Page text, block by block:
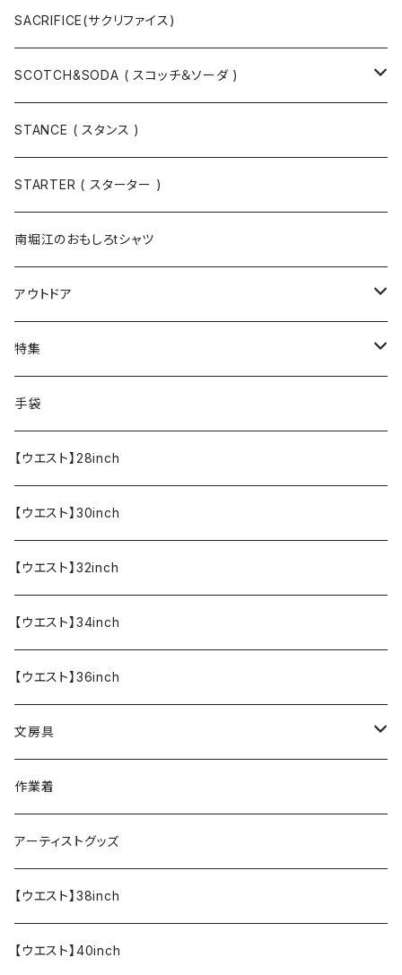
ベルト / サスペンダー
ニット
スウェット
Tシャツ / カットソー
半袖
長袖
手袋
ソックス
Tシャツ・カットソー
SACRIFICE(サクリファイス)
SCOTCH&SODA ( スコッチ＆ソーダ )
トップス
ボトムス
アウター
STANCE ( スタンス )
STARTER ( スターター )
南堀江のおもしろtシャツ
アウトドア
寝具・寝袋・ブランケット
食器・調理器具
エプロン
特集
メール便送料無料★オリジナルT
半袖Tシャツ
OUTLET!!!!!
手袋
【ウエスト】28inch
【ウエスト】30inch
【ウエスト】32inch
【ウエスト】34inch
【ウエスト】36inch
文房具
ペンケース
作業着
アーティストグッズ
【ウエスト】38inch
【ウエスト】40inch